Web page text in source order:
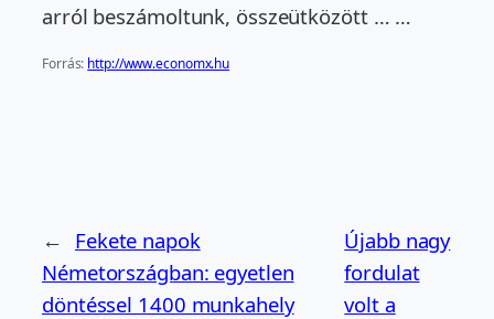
arról beszámoltunk, összeütközött … …
Forrás: http://www.economx.hu
← Fekete napok
Németországban: egyetlen
döntéssel 1400 munkahely
Újabb nagy
fordulat
volt a